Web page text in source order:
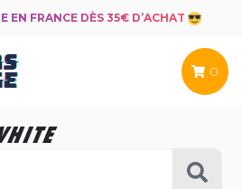
EN FRANCE DÈS 35€ D’ACHAT
0